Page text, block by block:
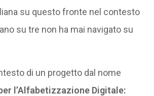
su questo fronte nel contesto
su tre non ha mai navigato su
di un progetto dal nome
l’Alfabetizzazione Digitale: